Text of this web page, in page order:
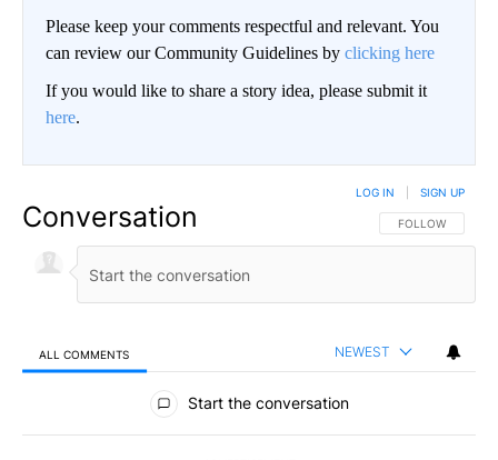
Please keep your comments respectful and relevant. You
can review our Community Guidelines by clicking here
If you would like to share a story idea, please submit it
here.
Conversation FOLLOW THIS
FOLLOW
LOG IN SIGN UP
ALL COMMENTS NEWEST
All Comments
Start the conversation